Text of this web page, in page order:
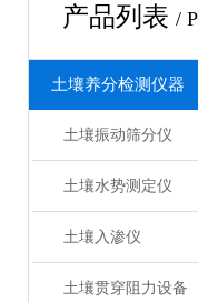
产品列表 /
土壤养分检测仪器
土壤振动筛分仪
土壤水势测定仪
土壤入渗仪
土壤贯穿阻力设备